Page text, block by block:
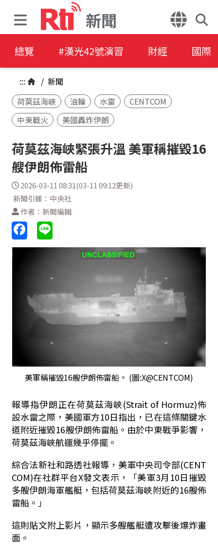
新聞
總覽 #漢光42號演習 財經 國際
::: / 新聞
荷莫茲海峽
油輪 水雷
CENTCOM
中東戰火
美國轟炸伊朗
荷莫茲海峽緊張升溫 美軍稱摧毀16
艘伊朗佈雷船
2026-03-11 08:31(03-11 09:12更新)
新聞引據：中央社
作者：新聞編輯
美軍稱摧毀16艘伊朗佈雷船。 (圖:X@CENTCOM)
報導指伊朗正在荷莫茲海峽(Strait of Hormuz)佈
設水雷之際，美國軍方10日指出，已在這條關鍵水
道附近摧毀16艘伊朗佈雷船。由於中東戰爭影響，
荷莫茲海峽航運幾乎停擺。
綜合法新社和路透社報導，美軍中央司令部(CENT
COM)在社群平台X發文表示，「美軍3月10日摧毀
多艘伊朗海軍艦艇，包括荷莫茲海峽附近的16艘佈
雷船。」
這則貼文附上影片，顯示多艘艦艇遭攻擊後爆炸畫
面。